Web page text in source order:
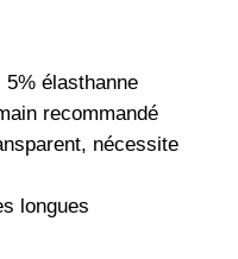
élasthanne
recommandé
nécessite
longues